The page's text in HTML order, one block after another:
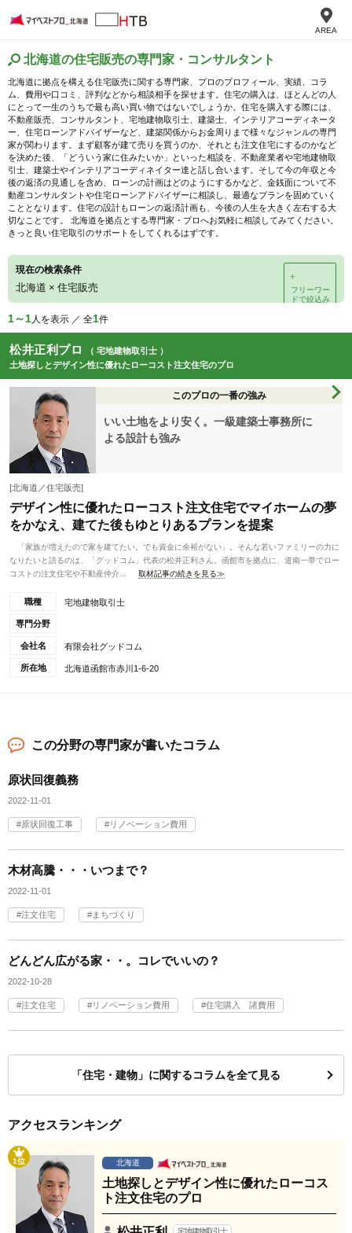
AREA
北海道の住宅販売の専門家・コンサルタント
北海道に拠点を構える住宅販売に関する専門家、プロのプロフィール、実績、コラ
ム、費用や口コミ、評判などから相談相手を探せます。住宅の購入は、ほとんどの人
にとって一生のうちで最も高い買い物ではないでしょうか。住宅を購入する際には、
不動産販売、コンサルタント、宅地建物取引士、建築士、インテリアコーディネータ
ー、住宅ローンアドバイザーなど、建築関係からお金周りまで様々なジャンルの専門
家が関わります。まず顧客が建て売りを買うのか、それとも注文住宅にするのかなど
を決めた後、「どういう家に住みたいか」といった相談を、不動産業者や宅地建物取
引士、建築士やインテリアコーディネイター達と話し合います。そして今の年収と今
後の返済の見通しを含め、ローンの計画はどのようにするかなど、金銭面について不
動産コンサルタントや住宅ローンアドバイザーに相談し、最適なプランを固めていく
こととなります。住宅の設計もローンの返済計画も、今後の人生を大きく左右する大
切なことです。 北海道を拠点とする専門家・プロへお気軽に相談してみてください。
きっと良い住宅取引のサポートをしてくれるはずです。
現在の検索条件
北海道 × 住宅販売
＋
フリーワー
ドで絞込み
1～1人を表示 ／ 全1件
松井正利プロ
（ 宅地建物取引士 ）
土地探しとデザイン性に優れたローコスト注文住宅のプロ
このプロの一番の強み
いい土地をより安く。一級建築士事務所に
よる設計も強み
[北海道／住宅販売]
デザイン性に優れたローコスト注文住宅でマイホームの夢
をかなえ、建てた後もゆとりあるプランを提案
「家族が増えたので家を建てたい。でも資金に余裕がない」。そんな若いファミリーの力に
なりたいと語るのは、「グッドコム」代表の松井正利さん。函館市を拠点に、道南一帯でロー
コストの注文住宅や不動産仲介...
取材記事の続きを見る≫
職種 宅地建物取引士
専門分野
会社名 有限会社グッドコム
所在地 北海道函館市赤川1-6-20
この分野の専門家が書いたコラム
原状回復義務
2022-11-01
原状回復工事 リノベーション費用
木材高騰・・・いつまで？
2022-11-01
注文住宅 まちづくり
どんどん広がる家・・。コレでいいの？
2022-10-28
注文住宅 リノベーション費用 住宅購入 諸費用
「住宅・建物」に関するコラムを全て見る
アクセスランキング
1位 北海道
土地探しとデザイン性に優れたローコス
ト注文住宅のプロ
宅地建物取引士